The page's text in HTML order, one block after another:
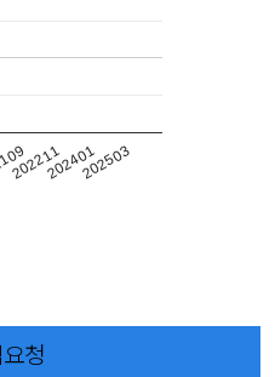
202211202401202503
청